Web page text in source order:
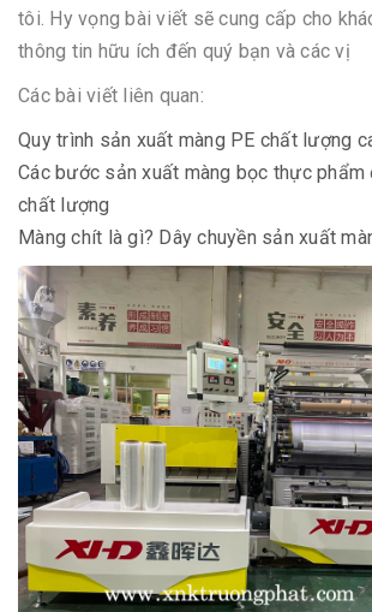
tôi. Hy vọng bài viết sẽ cung cấp cho
thông tin hữu ích đến quý bạn và các vị
Các bài viết liên quan:
Quy trình sản xuất màng PE chất lượng
Các bước sản xuất màng bọc thực phẩm
chất lượng
Màng chít là gì? Dây chuyền sản xuất